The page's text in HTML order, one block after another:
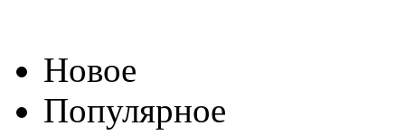
Новое
Популярное